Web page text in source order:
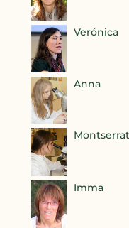
Verónica
Anna
Montserrat
Imma